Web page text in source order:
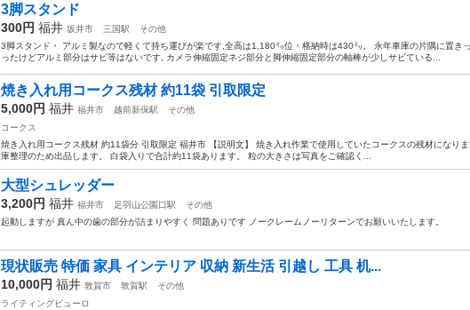
3脚スタンド
300円 福井 坂井市 三国駅
その他
3脚スタンド・ アルミ製なので軽くて持ち運びが楽です,全高は1,180㍉位・格納時は430㍉。 永年車庫の片隅に置き
ったけどアルミ部分はサビ等はないです, カメラ伸縮固定ネジ部分と脚伸縮固定部分の軸棒が少しサビている...
焼き入れ用コークス残材 約11袋 引取限定
5,000円 福井 福井市 越前新保駅
その他
コークス
焼き入れ用コークス残材 約11袋分 引取限定 福井市 【説明文】 焼き入れ作業で使用していたコークスの残材になり
庫整理のため出品します。 白袋入りで合計約11袋あります。 粒の大きさは写真をご確認く...
大型シュレッダー
3,200円 福井 福井市 足羽山公園口駅
その他
起動しますが 真ん中の歯の部分が詰まりやすく 問題ありです ノークレームノーリターンでお願いいたします。
現状販売 特価 家具 インテリア 収納 新生活 引越し 工具 机...
10,000円 福井 敦賀市 敦賀駅
その他
ライティングビューロ